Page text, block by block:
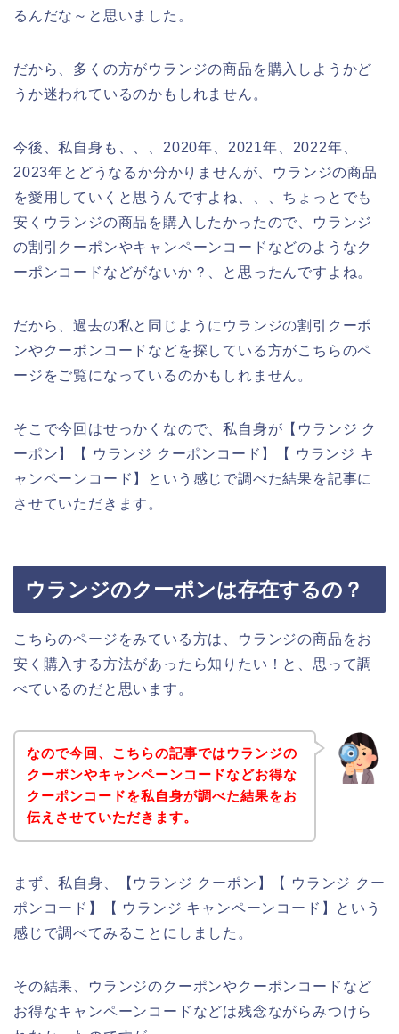
るんだな～と思いました。
だから、多くの方がウランジの商品を購入しようかど
うか迷われているのかもしれません。
今後、私自身も、、、2020年、2021年、2022年、
2023年とどうなるか分かりませんが、ウランジの商品
を愛用していくと思うんですよね、、、ちょっとでも
安くウランジの商品を購入したかったので、ウランジ
の割引クーポンやキャンペーンコードなどのようなク
ーポンコードなどがないか？、と思ったんですよね。
だから、過去の私と同じようにウランジの割引クーポ
ンやクーポンコードなどを探している方がこちらのペ
ージをご覧になっているのかもしれません。
そこで今回はせっかくなので、私自身が【ウランジ ク
ーポン】【 ウランジ クーポンコード】【 ウランジ キ
ャンペーンコード】という感じで調べた結果を記事に
させていただきます。
ウランジのクーポンは存在するの？
こちらのページをみている方は、ウランジの商品をお
安く購入する方法があったら知りたい！と、思って調
べているのだと思います。
なので今回、こちらの記事ではウランジの
クーポンやキャンペーンコードなどお得な
クーポンコードを私自身が調べた結果をお
伝えさせていただきます。
まず、私自身、【ウランジ クーポン】【 ウランジ クー
ポンコード】【 ウランジ キャンペーンコード】という
感じで調べてみることにしました。
その結果、ウランジのクーポンやクーポンコードなど
お得なキャンペーンコードなどは残念ながらみつけら